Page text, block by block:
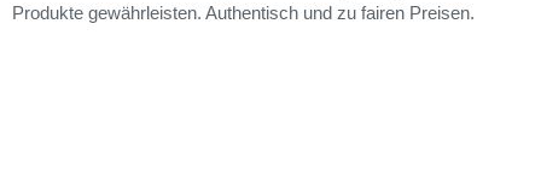
Produkte gewährleisten. Authentisch und zu fairen Preisen.